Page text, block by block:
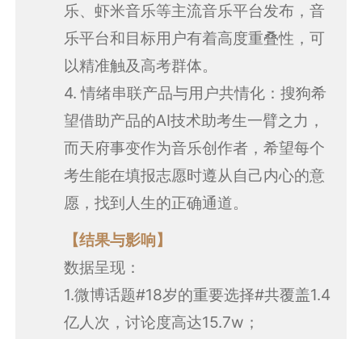
乐、虾米音乐等主流音乐平台发布，音
乐平台和目标用户有着高度重叠性，可
以精准触及高考群体。
4. 情绪串联产品与用户共情化：搜狗希
望借助产品的AI技术助考生一臂之力，
而天府事变作为音乐创作者，希望每个
考生能在填报志愿时遵从自己内心的意
愿，找到人生的正确通道。
【结果与影响】
数据呈现：
1.微博话题#18岁的重要选择#共覆盖1.4
亿人次，讨论度高达15.7w；